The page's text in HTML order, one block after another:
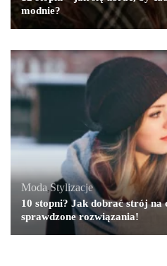
modnie?
Moda,Stylizacje
10 stopni? Jak dobrać strój na
sprawdzone rozwiązania!